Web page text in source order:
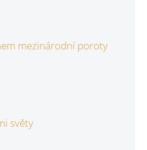
mezinárodní poroty
světy